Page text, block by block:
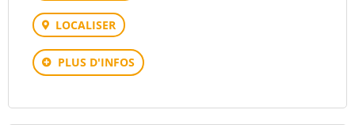
LOCALISER
PLUS D'INFOS